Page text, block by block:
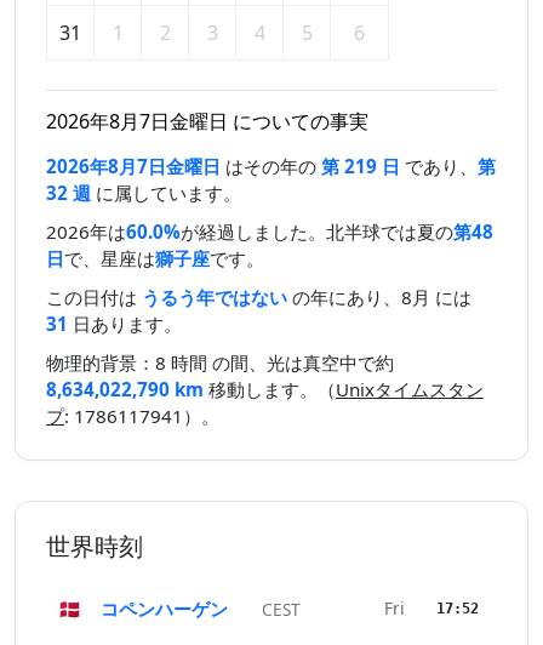
31 1 2 3 4 5 6
2026年8月7日金曜日 についての事実
2026年8月7日金曜日 はその年の 第 219 日 であり、 第
32 週 に属しています。
2026年は60.0%が経過しました。北半球では夏の第48
日で、星座は獅子座です。
この日付は うるう年ではない の年にあり、8月 には
31 日あります。
物理的背景：8 時間 の間、光は真空中で約
8,634,022,790 km 移動します。（Unixタイムスタン
プ: 1786117941）。
世界時刻
🇩🇰 コペンハーゲン CEST Fri 17:52